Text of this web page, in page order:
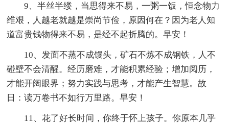
9、半丝半缕，当思得来不易，一粥一饭，恒念物力
维艰，人越老就越是崇尚节俭，原因何在？因为老人知
道富贵钱物得来不易，是经不起折腾的。早安！
10、发面不蒸不成馒头，矿石不炼不成钢铁，人不
碰壁不会清醒。经历磨难，才能积累经验；增加阅历，
才能开阔眼界；努力实践与思考，才能产生智慧。故
日：读万卷书不如行万里路。早安！
11、花了好长时间，你终于怀上孩子。你原本几乎